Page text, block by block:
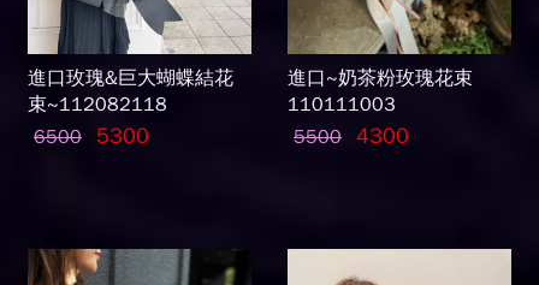
進口玫瑰&巨大蝴蝶結花
束~112082118
6500
5300
進口~奶茶粉玫瑰花束
110111003
5500 4300